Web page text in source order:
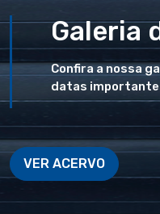
Galeria
Confira a nossa
datas
VER ACERVO